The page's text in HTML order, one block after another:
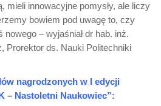
mieli innowacyjne pomysły, ale liczy
bowiem pod uwagę to, czy
– wyjaśniał dr hab. inż.
Prorektor ds. Nauki Politechniki
nagrodzonych w I edycji
– Nastoletni Naukowiec”: